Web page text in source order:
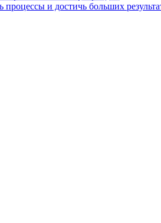
и достичь больших